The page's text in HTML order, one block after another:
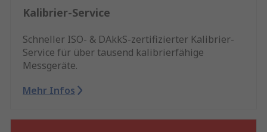
Kalibrier-Service
Schneller ISO- & DAkkS-zertifizierter Kalibrier-
Service für über tausend kalibrierfähige
Messgeräte.
Mehr Infos